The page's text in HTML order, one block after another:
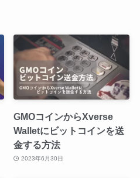
GMOコインからXverse
Walletにビットコインを送
金する方法
2023年6月30日